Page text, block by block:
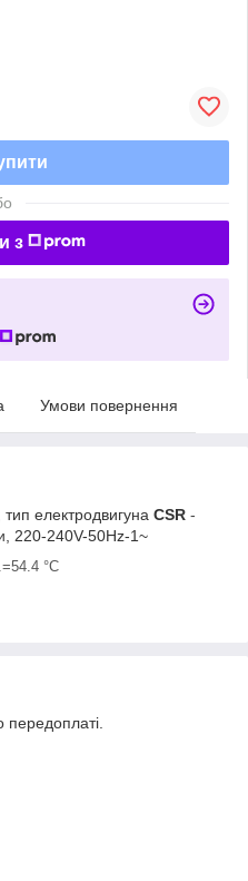
з
Умови повернення
електродвигуна CSR -
220-240V-50Hz-1~
°С
передоплаті.